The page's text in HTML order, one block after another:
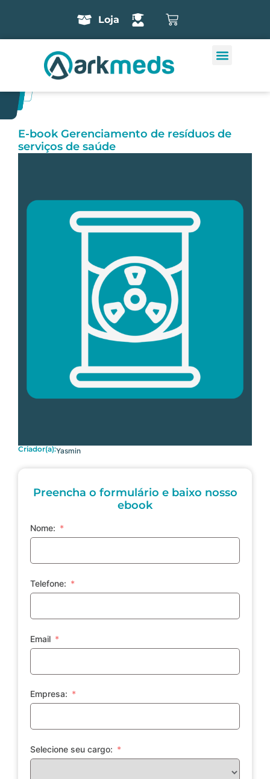
Loja
E-book Gerenciamento de resíduos de
serviços de saúde
Criador(a):Yasmin
Preencha o formulário e baixo nosso
ebook
Nome:
Telefone:
Email
Empresa:
Selecione seu cargo: